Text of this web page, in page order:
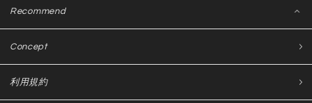
Recommend
Concept
利用規約